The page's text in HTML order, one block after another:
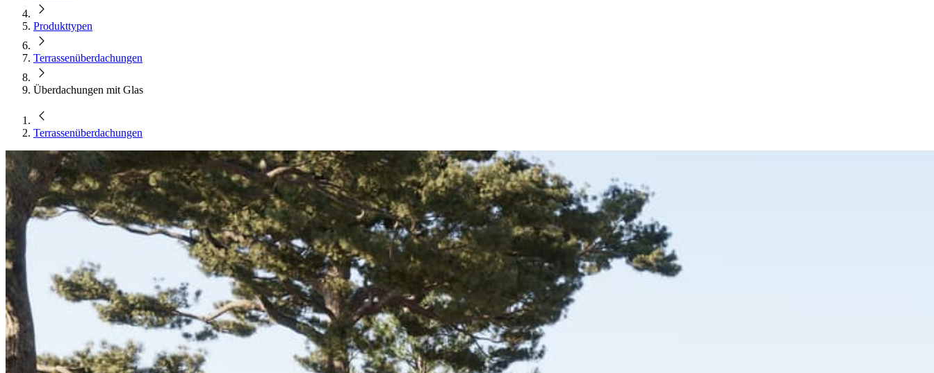
Produkttypen
Terrassen­überdachungen
Überdachungen mit Glas
Terrassen­überdachungen